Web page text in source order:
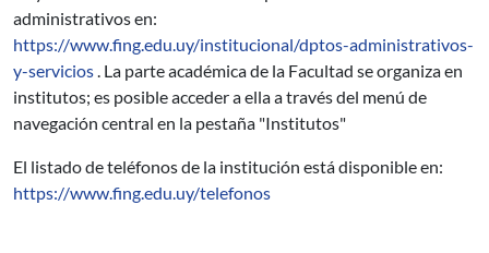
administrativos en:
https://www.fing.edu.uy/institucional/dptos-administrativos-
y-servicios. La parte académica de la Facultad se organiza en
institutos; es posible acceder a ella a través del menú de
navegación central en la pestaña "Institutos"
El listado de teléfonos de la institución está disponible en:
https://www.fing.edu.uy/telefonos